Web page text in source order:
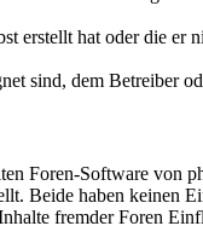
hat oder die er
sind, dem Betreiber
Foren-Software von
Beide haben keinen
fremder Foren